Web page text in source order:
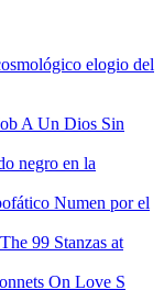
elogio del
A Un Dios Sin
negro en la
Numen por el
99 Stanzas at
On Love S